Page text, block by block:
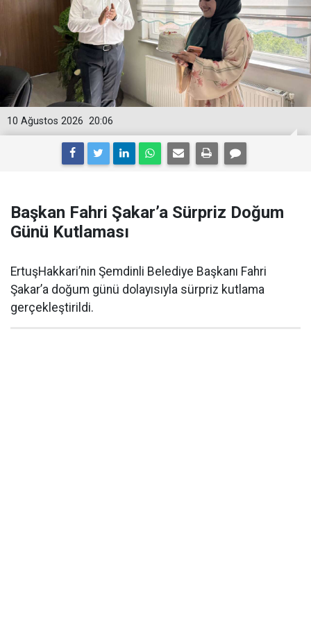
20:06
10 Ağustos 2026
Başkan Fahri Şakar’a Sürpriz Doğum
Günü Kutlaması
ErtuşHakkari’nin Şemdinli Belediye Başkanı Fahri
Şakar’a doğum günü dolayısıyla sürpriz kutlama
gerçekleştirildi.